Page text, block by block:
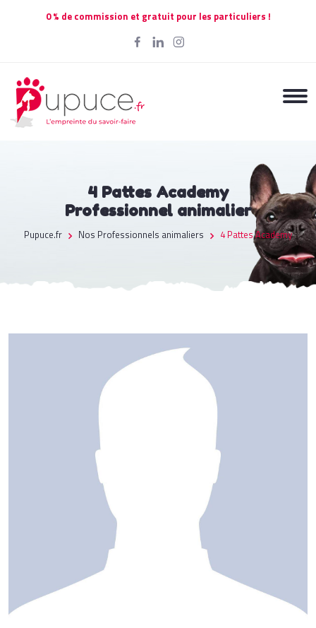
0 % de commission et gratuit pour les particuliers !
4 Pattes Academy
Professionnel animalier
Pupuce.fr Nos Professionnels animaliers 4 Pattes Academy